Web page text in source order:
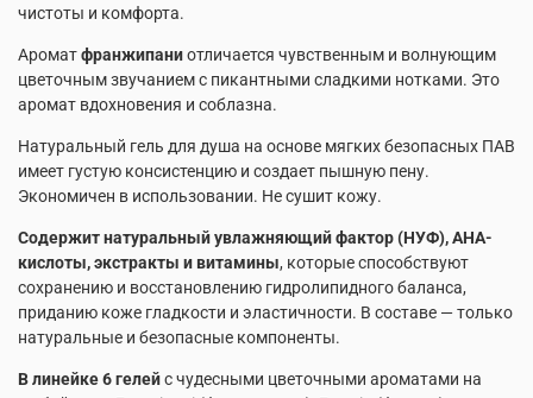
чистоты и комфорта.
Ароматфранжипаниотличается чувственным и волнующим
цветочным звучанием с пикантными сладкими нотками. Это
аромат вдохновения и соблазна.
Натуральный гель для душа на основе мягких безопасных ПАВ
имеет густую консистенцию и создает пышную пену.
Экономичен в использовании. Не сушит кожу.
Содержит натуральный увлажняющий фактор (НУФ), AHA-
кислоты, экстракты и витамины, которые способствуют
сохранению и восстановлению гидролипидного баланса,
приданию коже гладкости и эластичности. В составе — только
натуральные и безопасные компоненты.
В линейке 6 гелейс чудесными цветочными ароматами на